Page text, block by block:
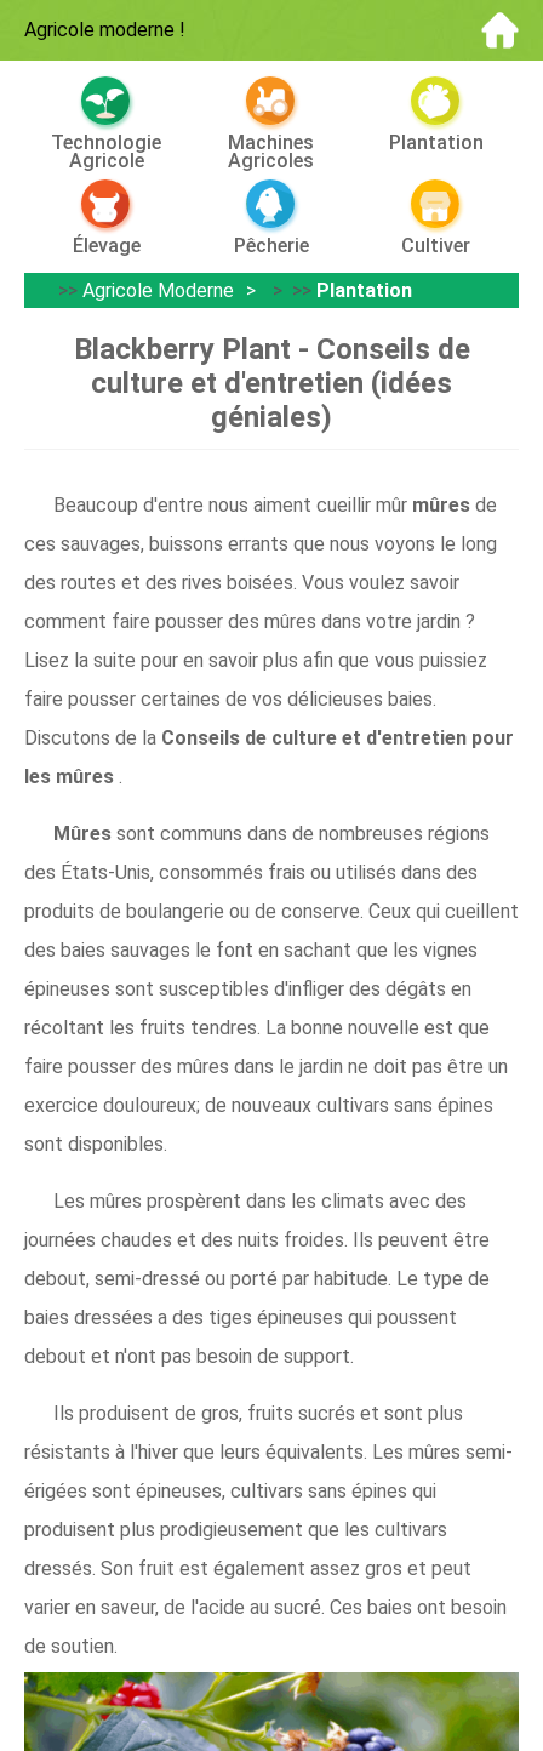
Agricole moderne !
Technologie
Agricole
Machines
Agricoles
Plantation
Élevage Pêcherie
Cultiver
>> Agricole Moderne > >> Plantation
Blackberry Plant - Conseils de
culture et d'entretien (idées
géniales)
Beaucoup d'entre nous aiment cueillir mûr mûres de
ces sauvages, buissons errants que nous voyons le long
des routes et des rives boisées. Vous voulez savoir
comment faire pousser des mûres dans votre jardin ?
Lisez la suite pour en savoir plus afin que vous puissiez
faire pousser certaines de vos délicieuses baies.
Discutons de la Conseils de culture et d'entretien pour
les mûres .
Mûres sont communs dans de nombreuses régions
des États-Unis, consommés frais ou utilisés dans des
produits de boulangerie ou de conserve. Ceux qui cueillent
des baies sauvages le font en sachant que les vignes
épineuses sont susceptibles d'infliger des dégâts en
récoltant les fruits tendres. La bonne nouvelle est que
faire pousser des mûres dans le jardin ne doit pas être un
exercice douloureux; de nouveaux cultivars sans épines
sont disponibles.
Les mûres prospèrent dans les climats avec des
journées chaudes et des nuits froides. Ils peuvent être
debout, semi-dressé ou porté par habitude. Le type de
baies dressées a des tiges épineuses qui poussent
debout et n'ont pas besoin de support.
Ils produisent de gros, fruits sucrés et sont plus
résistants à l'hiver que leurs équivalents. Les mûres semi-
érigées sont épineuses, cultivars sans épines qui
produisent plus prodigieusement que les cultivars
dressés. Son fruit est également assez gros et peut
varier en saveur, de l'acide au sucré. Ces baies ont besoin
de soutien.